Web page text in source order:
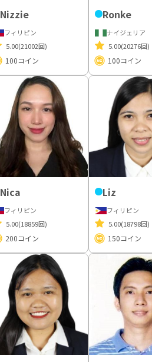
Nizzie
フィリピン
5.00(21002回)
100コイン
Ronke
ナイジェリア
5.00(20276回)
100コイン
Nica
フィリピン
5.00(18859回)
200コイン
Liz
フィリピン
5.00(18798回)
150コイン